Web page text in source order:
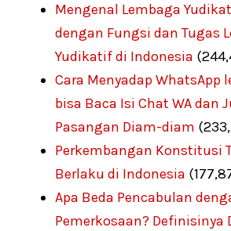
Mengenal Lembaga
dengan Fungsi dan Tugas
Yudikatif di Indonesia
Cara Menyadap WhatsApp
bisa Baca Isi Chat WA dan
Pasangan Diam-diam
Perkembangan Konstitusi
Berlaku di Indonesia
Apa Beda Pencabulan
Pemerkosaan? Definisinya